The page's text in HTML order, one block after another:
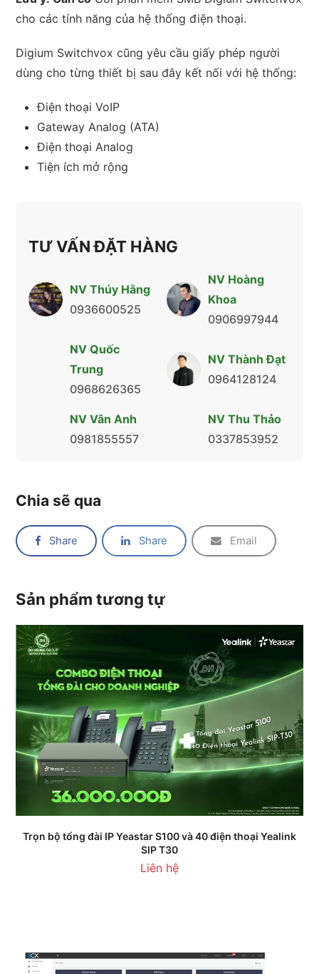
cho các tính năng của hệ thống điện thoại.
Digium Switchvox cũng yêu cầu giấy phép người
dùng cho từng thiết bị sau đây kết nối với hệ thống:
Điện thoại VoIP
Gateway Analog (ATA)
Điện thoại Analog
Tiện ích mở rộng
TƯ VẤN ĐẶT HÀNG
NV Thúy Hằng
0936600525
NV Hoàng
Khoa
0906997944
NV Quốc
Trung
0968626365
NV Thành Đạt
0964128124
NV Vân Anh
0981855557
NV Thu Thảo
0337853952
Chia sẽ qua
Share Share Email
Sản phẩm tương tự
Trọn bộ tổng đài IP Yeastar S100 và 40 điện thoại Yealink
SIP T30
Liên hệ